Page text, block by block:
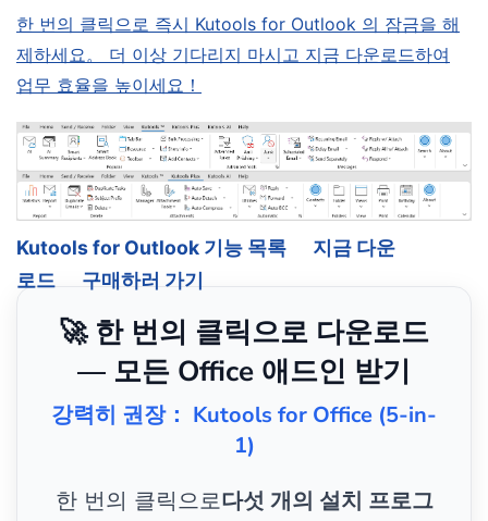
한 번의 클릭으로 즉시 Kutools for Outlook 의 잠금을 해
제하세요。 더 이상 기다리지 마시고 지금 다운로드하여
업무 효율을 높이세요！
Kutools for Outlook 기능 목록
지금 다운
로드
구매하러 가기
🚀 한 번의 클릭으로 다운로드
— 모든 Office 애드인 받기
강력히 권장： Kutools for Office (5-in-
1)
한 번의 클릭으로다섯 개의 설치 프로그